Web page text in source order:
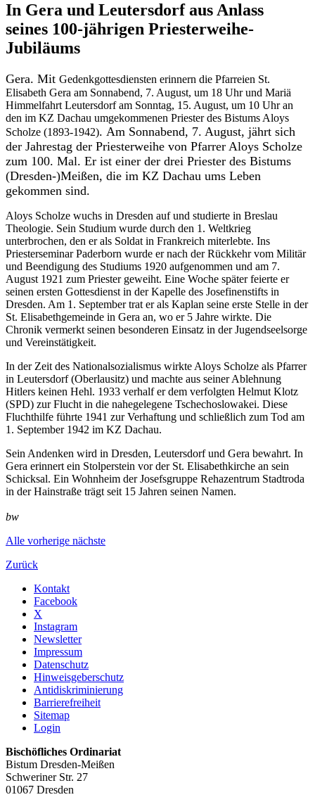
In Gera und Leutersdorf aus Anlass
seines 100-jährigen Priesterweihe-
Jubiläums
Gera. Mit Gedenkgottesdiensten erinnern die Pfarreien St.
Elisabeth Gera am Sonnabend, 7. August, um 18 Uhr und Mariä
Himmelfahrt Leutersdorf am Sonntag, 15. August, um 10 Uhr an
den im KZ Dachau umgekommenen Priester des Bistums Aloys
Scholze (1893-1942). Am Sonnabend, 7. August, jährt sich
der Jahrestag der Priesterweihe von Pfarrer Aloys Scholze
zum 100. Mal. Er ist einer der drei Priester des Bistums
(Dresden-)Meißen, die im KZ Dachau ums Leben
gekommen sind.
Aloys Scholze wuchs in Dresden auf und studierte in Breslau
Theologie. Sein Studium wurde durch den 1. Weltkrieg
unterbrochen, den er als Soldat in Frankreich miterlebte. Ins
Priesterseminar Paderborn wurde er nach der Rückkehr vom Militär
und Beendigung des Studiums 1920 aufgenommen und am 7.
August 1921 zum Priester geweiht. Eine Woche später feierte er
seinen ersten Gottesdienst in der Kapelle des Josefinenstifts in
Dresden. Am 1. September trat er als Kaplan seine erste Stelle in der
St. Elisabethgemeinde in Gera an, wo er 5 Jahre wirkte. Die
Chronik vermerkt seinen besonderen Einsatz in der Jugendseelsorge
und Vereinstätigkeit.
In der Zeit des Nationalsozialismus wirkte Aloys Scholze als Pfarrer
in Leutersdorf (Oberlausitz) und machte aus seiner Ablehnung
Hitlers keinen Hehl. 1933 verhalf er dem verfolgten Helmut Klotz
(SPD) zur Flucht in die nahegelegene Tschechoslowakei. Diese
Fluchthilfe führte 1941 zur Verhaftung und schließlich zum Tod am
1. September 1942 im KZ Dachau.
Sein Andenken wird in Dresden, Leutersdorf und Gera bewahrt. In
Gera erinnert ein Stolperstein vor der St. Elisabethkirche an sein
Schicksal. Ein Wohnheim der Josefsgruppe Rehazentrum Stadtroda
in der Hainstraße trägt seit 15 Jahren seinen Namen.
bw
Alle vorherige nächste
Zurück
Kontakt
Facebook
X
Instagram
Newsletter
Impressum
Datenschutz
Hinweisgeberschutz
Antidiskriminierung
Barrierefreiheit
Sitemap
Login
Bischöfliches Ordinariat
Bistum Dresden-Meißen
Schweriner Str. 27
01067 Dresden